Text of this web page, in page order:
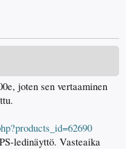
joten sen vertaaminen
ledinäyttö. Vasteaika